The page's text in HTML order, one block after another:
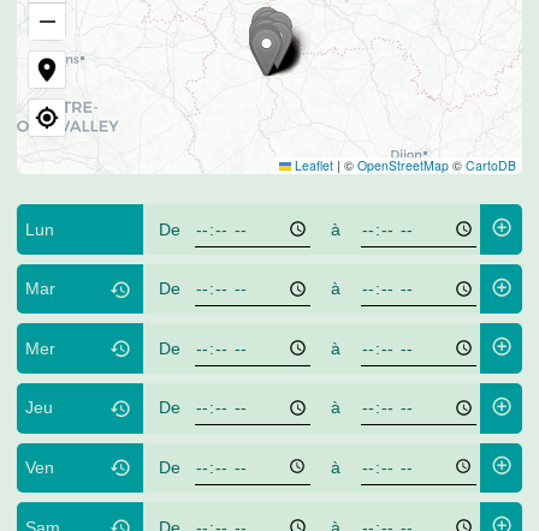
−
Leaflet | © OpenStreetMap © CartoDB
Lun De à
Mar De à
Mer De à
Jeu De à
Ven De à
Sam De à